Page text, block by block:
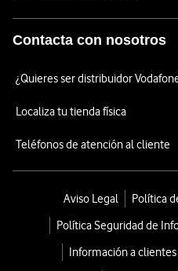
Contacta con nosotros
¿Quieres ser distribuidor
Localiza tu tienda física
Teléfonos de atención al cliente
Aviso Legal
Política
Política Seguridad de
Información a clientes